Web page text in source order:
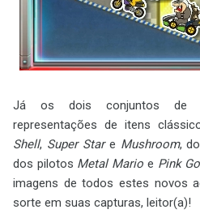
Já os dois conjuntos de
representações de itens
Shell, Super Stare Mushroom,
dos pilotos Metal Mario e Pink
imagens de todos estes novos
sorte em suas capturas, leitor(a)!